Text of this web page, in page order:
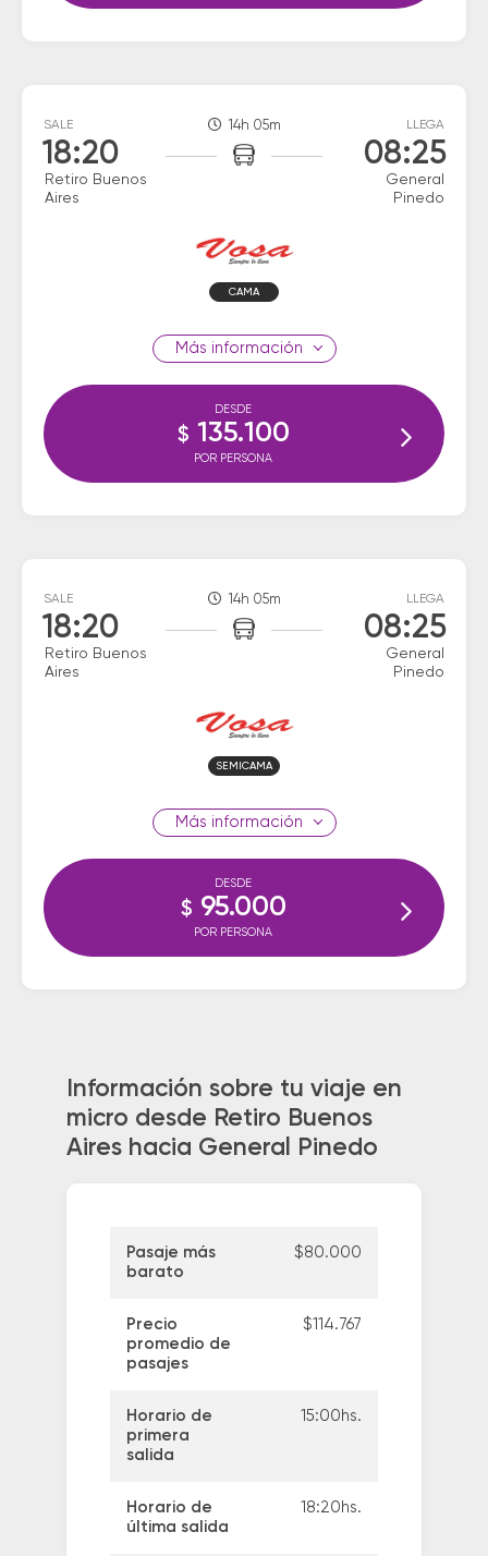
SALE
18:20
Retiro Buenos
Aires
14h 05m LLEGA
08:25
General
Pinedo
CAMA
información
DESDE
$ 135.100
POR PERSONA
SALE
18:20
Retiro Buenos
Aires
14h 05m LLEGA
08:25
General
Pinedo
SEMICAMA
información
DESDE
$ 95.000
POR PERSONA
Información sobre tu viaje en
micro desde Retiro Buenos
Aires hacia General Pinedo
Pasaje más
barato
$80.000
Precio
promedio de
pasajes
$114.767
Horario de
primera
salida
15:00hs.
Horario de
última salida
18:20hs.